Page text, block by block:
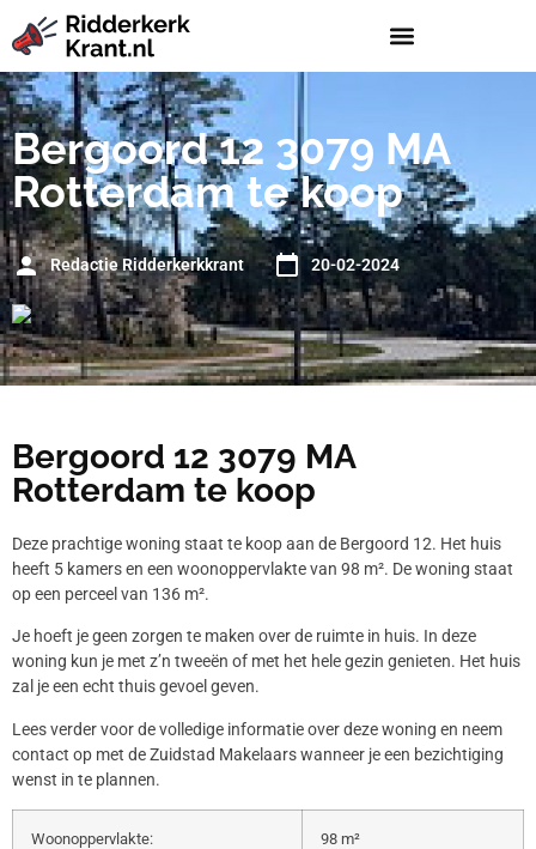
Bergoord 12 3079 MA
Rotterdam te koop
Redactie Ridderkerkkrant 20-02-2024
Bergoord 12 3079 MA
Rotterdam te koop
Deze prachtige woning staat te koop aan de Bergoord 12. Het huis
heeft 5 kamers en een woonoppervlakte van 98 m². De woning staat
op een perceel van 136 m².
Je hoeft je geen zorgen te maken over de ruimte in huis. In deze
woning kun je met z’n tweeën of met het hele gezin genieten. Het huis
zal je een echt thuis gevoel geven.
Lees verder voor de volledige informatie over deze woning en neem
contact op met de Zuidstad Makelaars wanneer je een bezichtiging
wenst in te plannen.
Woonoppervlakte: 98 m²